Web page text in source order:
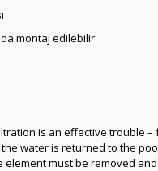
montaj edilebilir
is an effective trouble
water is returned to the
element must be removed